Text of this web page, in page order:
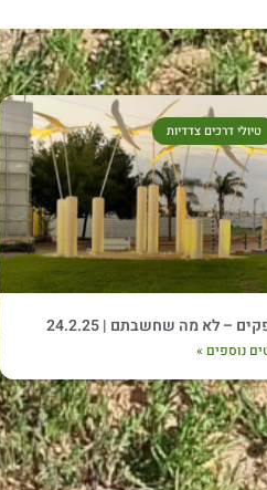
טיולי דרכים צדדיות
– לא מה שחשבתם | 24.2.25
נוספים »